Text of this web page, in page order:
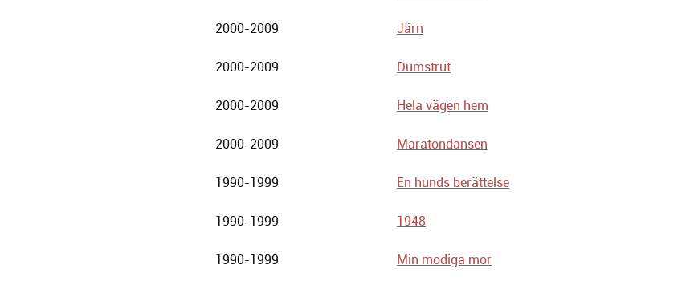
2000-2009 Järn
2000-2009 Dumstrut
2000-2009 Hela vägen hem
2000-2009 Maratondansen
1990-1999 En hunds berättelse
1990-1999 1948
1990-1999 Min modiga mor